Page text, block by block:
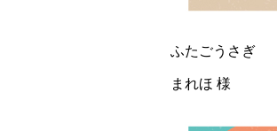
ふたごうさぎ
まれほ 様